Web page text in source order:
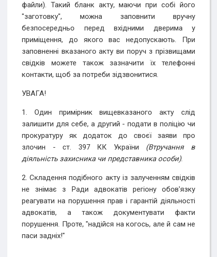
файли). Такий бланк акту, маючи при собі його
"заготовку", можна заповнити вручну
безпосередньо перед вхідними дверима у
приміщення, до якого вас недопускають. При
заповненні вказаного акту ви поруч з прізвищами
свідків можете також зазначити їх телефонні
контакти, щоб за потреби зідзвонитися.
УВАГА!
1. Один примірник вищевказаного акту слід
залишити для себе, а другий - подати в поліцію чи
прокуратуру як додаток до своєї заяви про
злочин - ст. 397 КК України (Втручання в
діяльність захисника чи представника особи).
2. Складення подібного акту із залученням свідків
не знімає з Ради адвокатів регіону обов'язку
реагувати на порушення прав і гарантій діяльності
адвокатів, а також документувати факти
порушення. Проте, "надійся на когось, але й сам не
паси задніх!"